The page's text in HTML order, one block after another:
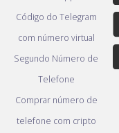
Código do Telegram
com número virtual
Segundo Número de
Telefone
Comprar número de
telefone com cripto